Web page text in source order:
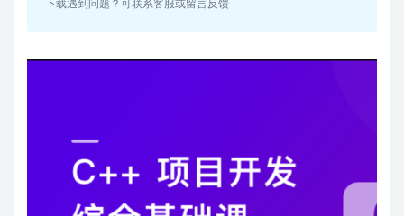
下载遇到问题？可联系客服或留言反馈